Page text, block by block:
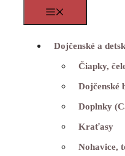
Dojčenské a
Čiapky,
Dojčenské
Doplnky
Kraťasy
Nohavice,